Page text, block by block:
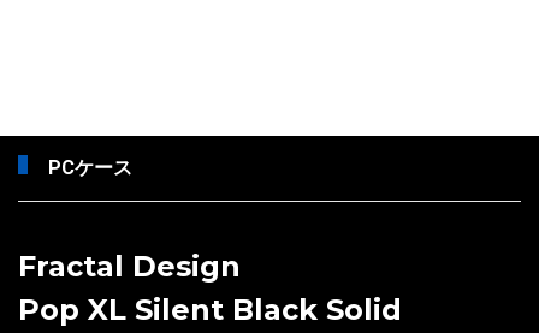
PCケース
Fractal Design
Pop XL Silent Black Solid